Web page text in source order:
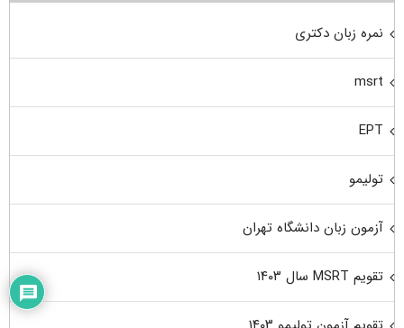
نمره زبان دکتری
msrt
EPT
تولیمو
آزمون زبان دانشگاه تهران
تقویم MSRT سال ۱۴۰۳